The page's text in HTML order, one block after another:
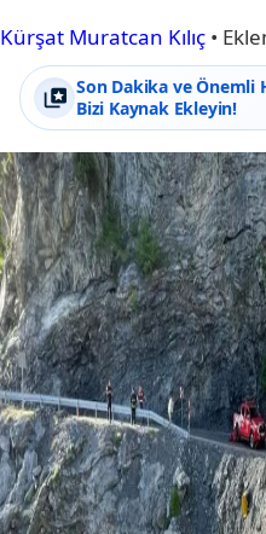
Kürşat Muratcan Kılıç •
Son Dakika ve Önemli
Bizi Kaynak Ekleyin!